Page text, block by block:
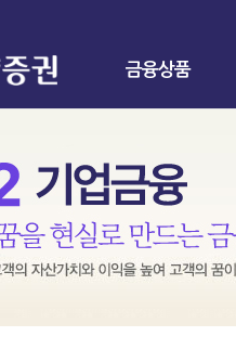
금융상품